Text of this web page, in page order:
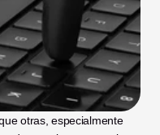
otras, especialmente